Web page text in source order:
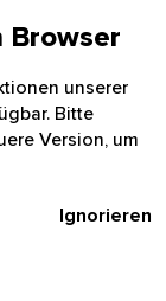
Browser
unserer
Bitte
Version, um
Ignorieren